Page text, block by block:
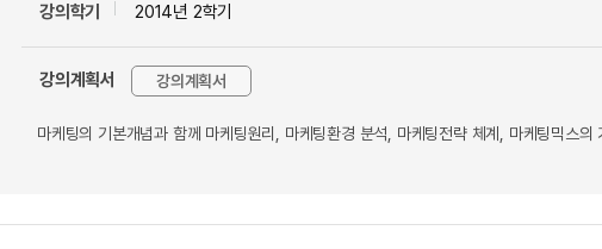
강의학기
2014년 2학기
강의계획서 강의계획서
마케팅의 기본개념과 함께 마케팅원리, 마케팅환경 분석, 마케팅전략 체계, 마케팅믹스